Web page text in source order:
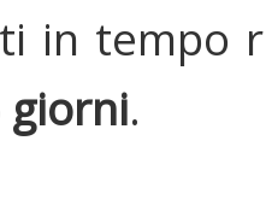
in tempo
giorni.